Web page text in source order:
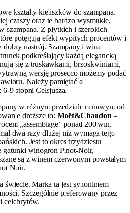
kształty kieliszków do szampana.
czaszy oraz te bardzo wysmukłe,
szampana. Z płytkich i szerokich
potęgują efekt wypitych procentów i
nastrój. Szampany i wina
podkreślający każdą elegancką
się z truskawkami, brzoskwiniami,
wersję prosecco możemy podać
Należy pamiętać o
6-9 stopni Celsjusza.
w różnym przedziale cenowym od
droższe to: Moët&Chandon –
„assemblage” ponad 200 win.
dwa razy dłużej niż wymaga tego
Jest to okres trzydziestu
gatunki winogron Pinot-Noir,
są z winem czerwonym powstałym
Noir.
świecie. Marka ta jest synonimem
Szczególnie preferowany przez
celebrytów.